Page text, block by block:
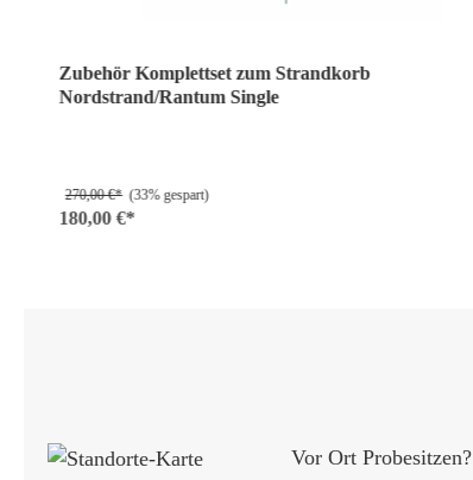
Zubehör Komplettset zum Strandkorb
Nordstrand/Rantum Single
270,00 €* (33% gespart)
180,00 €*
Vor Ort Probesitzen?